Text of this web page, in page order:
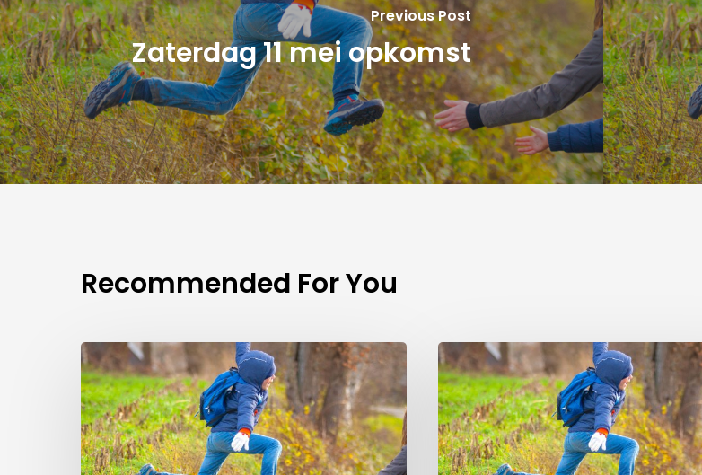
Previous Post
Zaterdag 11 mei opkomst
Recommended For You